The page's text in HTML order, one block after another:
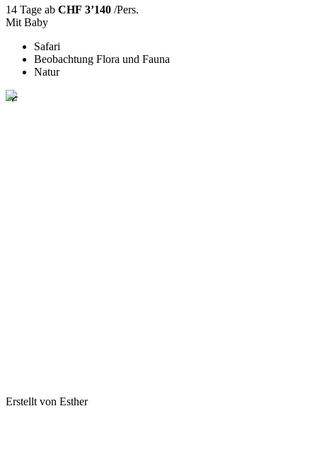
14 Tage ab CHF 3’140 /Pers.
Mit Baby
Safari
Beobachtung Flora und Fauna
Natur
Erstellt von Esther